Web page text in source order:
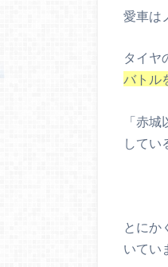
愛車は
タイヤ
バトル
「赤
してい
とにか
いてい